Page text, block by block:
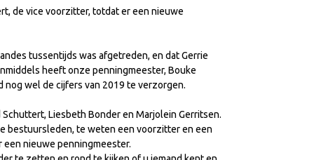
de vice voorzitter, totdat er een nieuwe
tussentijds was afgetreden, en dat Gerrie
heeft onze penningmeester, Bouke
nog wel de cijfers van 2019 te verzorgen.
Liesbeth Bonder en Marjolein Gerritsen.
bestuursleden, te weten een voorzitter en een
een nieuwe penningmeester.